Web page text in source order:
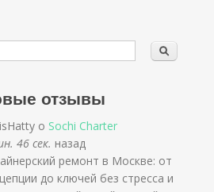
отзывы
о Sochi Charter
46 сек. назад
ремонт в Москве: от
до ключей без стресса и